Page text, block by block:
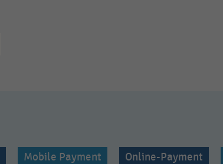
Mobile Payment Online-Payment